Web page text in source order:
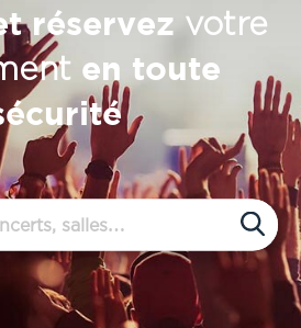
réservez votre
en toute